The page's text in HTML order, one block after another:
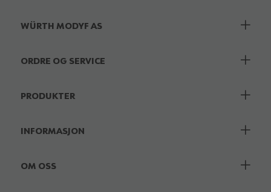
WÜRTH MODYF AS
ORDRE OG SERVICE
PRODUKTER
INFORMASJON
OM OSS